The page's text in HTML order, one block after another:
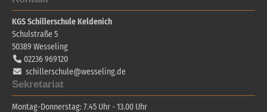
KGS Schillerschule Keldenich
Schulstraße 5
50389 Wesseling
02236 969120
schillerschule@wesseling.de
Sekretariat
Montag-Donnerstag: 7.45 Uhr - 13.00 Uhr